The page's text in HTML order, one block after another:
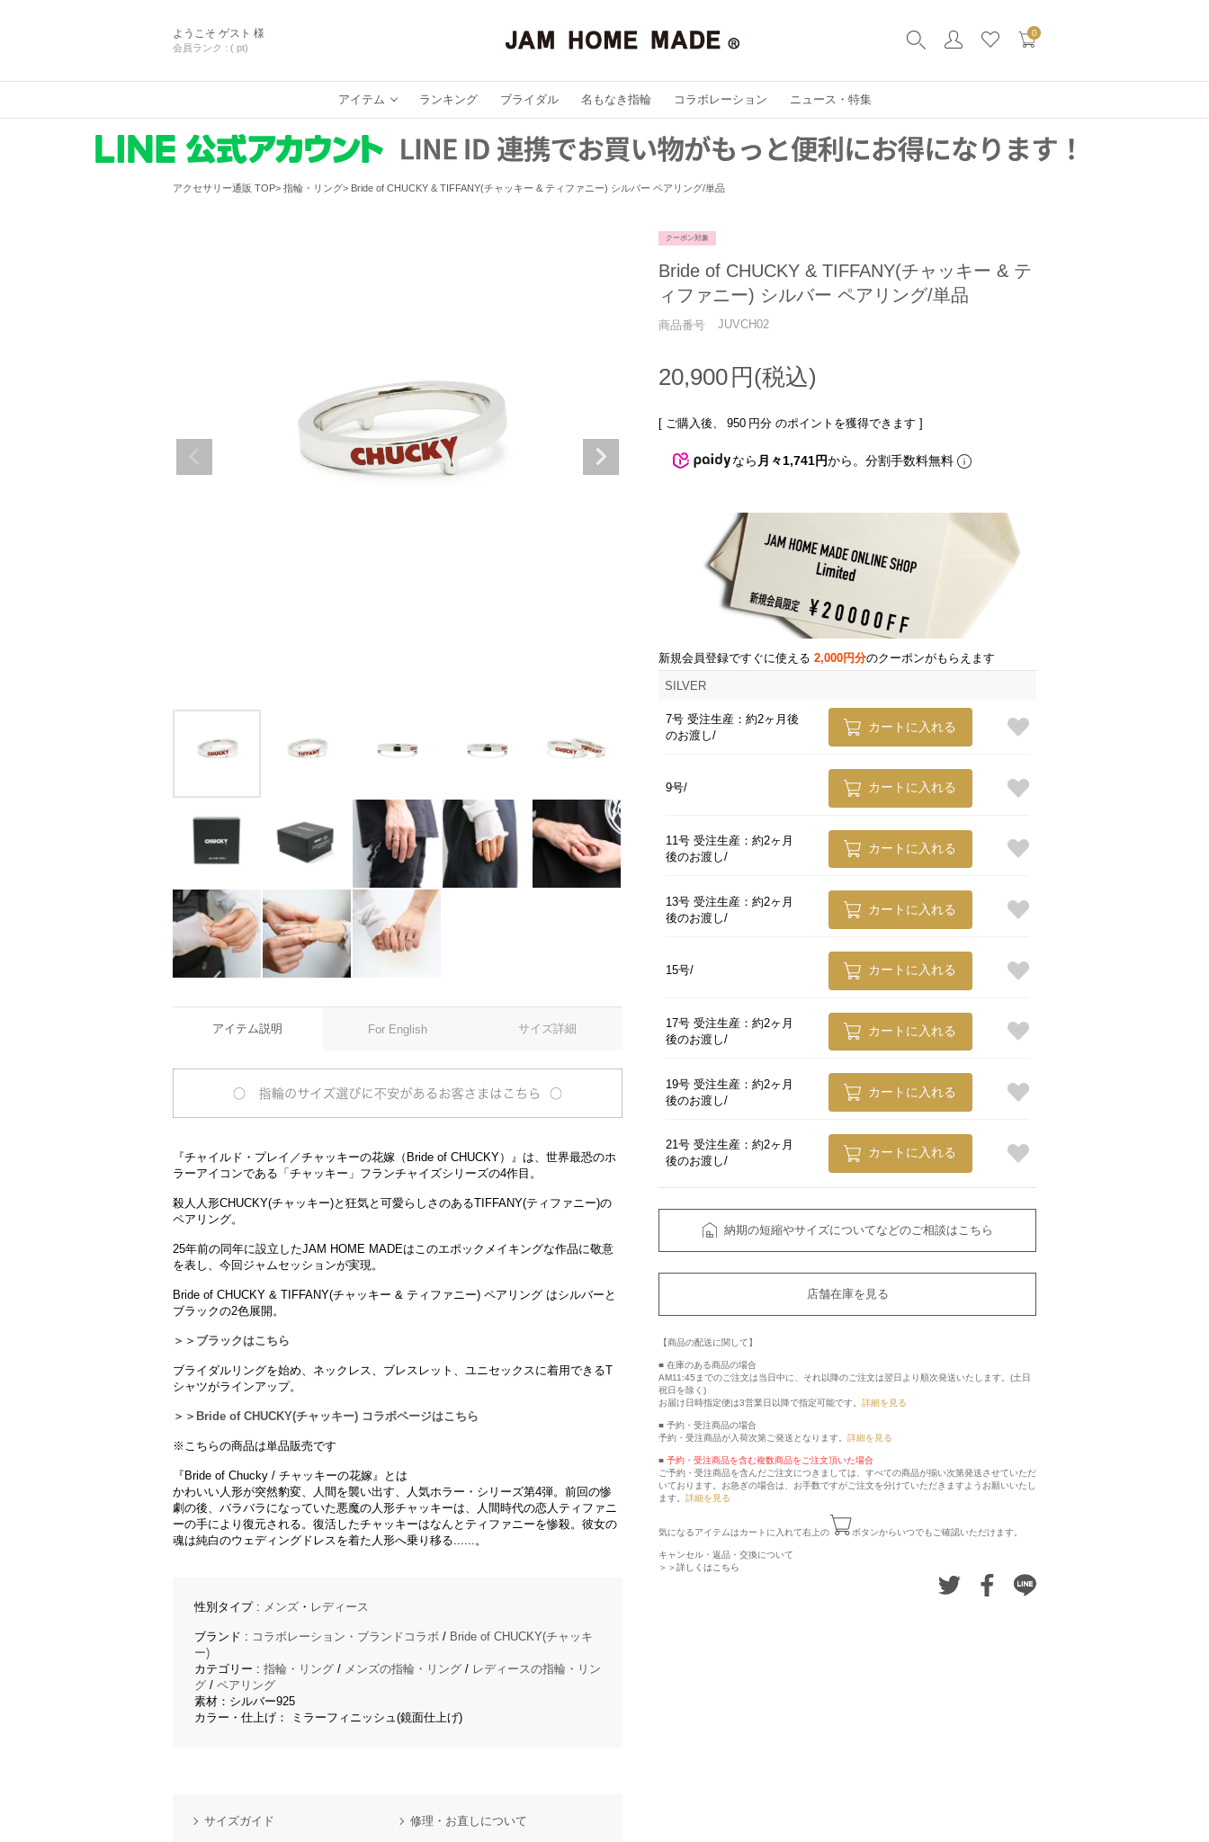
ようこそ ゲスト 様
会員ランク : ( pt)
0
アイテム ランキング ブライダル 名もなき指輪 コラボレーション ニュース・特集
アクセサリー通販 TOP 指輪・リング Bride of CHUCKY & TIFFANY(チャッキー & ティファニー) シルバー ペアリング/単品
アイテム説明 For English サイズ詳細
『チャイルド・プレイ／チャッキーの花嫁（Bride of CHUCKY）』は、世界最恐のホ
ラーアイコンである「チャッキー」フランチャイズシリーズの4作目。
殺人人形CHUCKY(チャッキー)と狂気と可愛らしさのあるTIFFANY(ティファニー)の
ペアリング。
25年前の同年に設立したJAM HOME MADEはこのエポックメイキングな作品に敬意
を表し、今回ジャムセッションが実現。
Bride of CHUCKY & TIFFANY(チャッキー & ティファニー) ペアリング はシルバーと
ブラックの2色展開。
＞＞ブラックはこちら
ブライダルリングを始め、ネックレス、ブレスレット、ユニセックスに着用できるT
シャツがラインアップ。
＞＞Bride of CHUCKY(チャッキー) コラボページはこちら
※こちらの商品は単品販売です
『Bride of Chucky / チャッキーの花嫁』とは
かわいい人形が突然豹変、人間を襲い出す、人気ホラー・シリーズ第4弾。前回の惨
劇の後、バラバラになっていた悪魔の人形チャッキーは、人間時代の恋人ティファニ
ーの手により復元される。復活したチャッキーはなんとティファニーを惨殺。彼女の
魂は純白のウェディングドレスを着た人形へ乗り移る......。
性別タイプ : メンズ ・ レディース
ブランド : コラボレーション・ブランドコラボ / Bride of CHUCKY(チャッキ
ー)
カテゴリー : 指輪・リング / メンズの指輪・リング / レディースの指輪・リン
グ / ペアリング
素材：シルバー925
カラー・仕上げ： ミラーフィニッシュ(鏡面仕上げ)
サイズガイド 修理・お直しについて
クーポン対象
Bride of CHUCKY & TIFFANY(チャッキー & テ
ィファニー) シルバー ペアリング/単品
商品番号 JUVCH02
20,900
[ ご購入後、 950 円分 のポイントを獲得できます ]
なら 月々1,741円から。分割手数料無料
新規会員登録ですぐに使える 2,000円分のクーポンがもらえます
SILVER
7号 受注生産：約2ヶ月後
のお渡し
カートに入れる
9号 カートに入れる
11号 受注生産：約2ヶ月
後のお渡し
カートに入れる
13号 受注生産：約2ヶ月
後のお渡し
カートに入れる
15号 カートに入れる
17号 受注生産：約2ヶ月
後のお渡し
カートに入れる
19号 受注生産：約2ヶ月
後のお渡し
カートに入れる
21号 受注生産：約2ヶ月
後のお渡し
カートに入れる
納期の短縮やサイズについてなどのご相談はこちら
店舗在庫を見る
【商品の配送に関して】
■ 在庫のある商品の場合
AM11:45までのご注文は当日中に、それ以降のご注文は翌日より順次発送いたします。(土日
祝日を除く)
お届け日時指定便は3営業日以降で指定可能です。 詳細を見る
■ 予約・受注商品の場合
予約・受注商品が入荷次第ご発送となります。 詳細を見る
■ 予約・受注商品を含む複数商品をご注文頂いた場合
ご予約・受注商品を含んだご注文につきましては、すべての商品が揃い次第発送させていただ
いております。お急ぎの場合は、お手数ですがご注文を分けていただきますようお願いいたし
ます。 詳細を見る
気になるアイテムはカートに入れて右上の ボタンからいつでもご確認いただけます。
キャンセル・返品・交換について
＞＞詳しくはこちら